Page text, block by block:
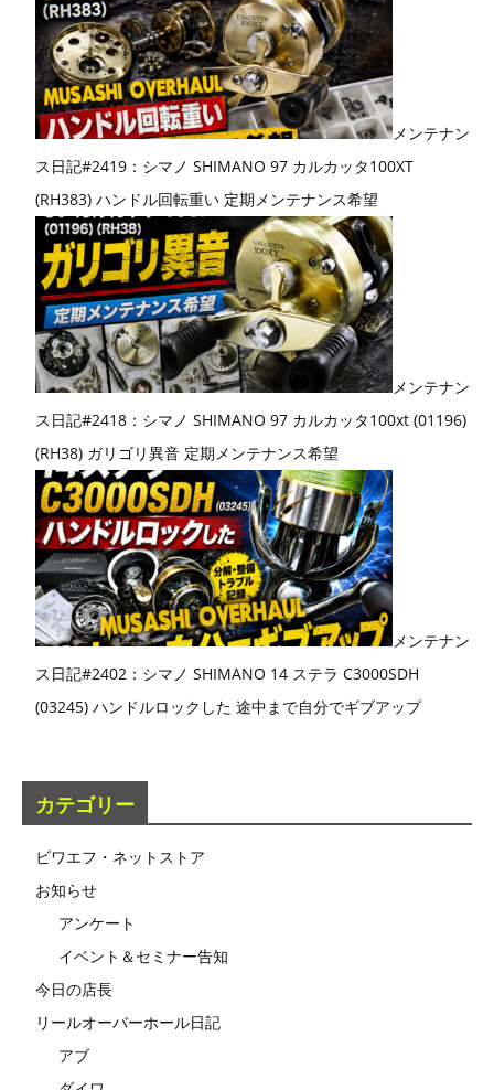
メンテナン
ス日記#2419：シマノ SHIMANO 97 カルカッタ100XT
(RH383) ハンドル回転重い 定期メンテナンス希望
メンテナン
ス日記#2418：シマノ SHIMANO 97 カルカッタ100xt (01196)
(RH38) ガリゴリ異音 定期メンテナンス希望
メンテナン
ス日記#2402：シマノ SHIMANO 14 ステラ C3000SDH
(03245) ハンドルロックした 途中まで自分でギブアップ
カテゴリー
ビワエフ・ネットストア
お知らせ
アンケート
イベント＆セミナー告知
今日の店長
リールオーバーホール日記
アブ